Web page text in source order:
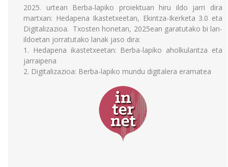
2025. urtean Berba-lapiko proiektuan hiru ildo jarri dira
martxan: Hedapena Ikastetxeetan, Ekintza-Ikerketa 3.0 eta
Digitalizazioa. Txosten honetan, 2025ean garatutako bi lan-
ildoetan jorratutako lanak jaso dira:
1. Hedapena ikastetxeetan: Berba-lapiko aholkularitza eta
jarraipena
2. Digitalizazioa: Berba-lapiko mundu digitalera eramatea